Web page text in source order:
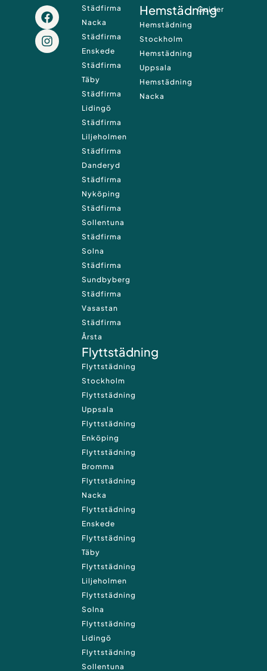
F
a
c
e
I
n
s
t
Städfirma
Nacka
Städfirma
Enskede
Städfirma
Täby
Städfirma
Lidingö
Städfirma
Liljeholmen
Städfirma
Danderyd
Städfirma
Nyköping
Städfirma
Sollentuna
Städfirma
Solna
Städfirma
Sundbyberg
Städfirma
Vasastan
Städfirma
Årsta
Flyttstädning
Flyttstädning
Stockholm
Flyttstädning
Uppsala
Flyttstädning
Enköping
Flyttstädning
Bromma
Flyttstädning
Nacka
Flyttstädning
Enskede
Flyttstädning
Täby
Flyttstädning
Liljeholmen
Flyttstädning
Solna
Flyttstädning
Lidingö
Flyttstädning
Sollentuna
Hemstädning
Hemstädning
Stockholm
Hemstädning
Uppsala
Hemstädning
Nacka
Guider